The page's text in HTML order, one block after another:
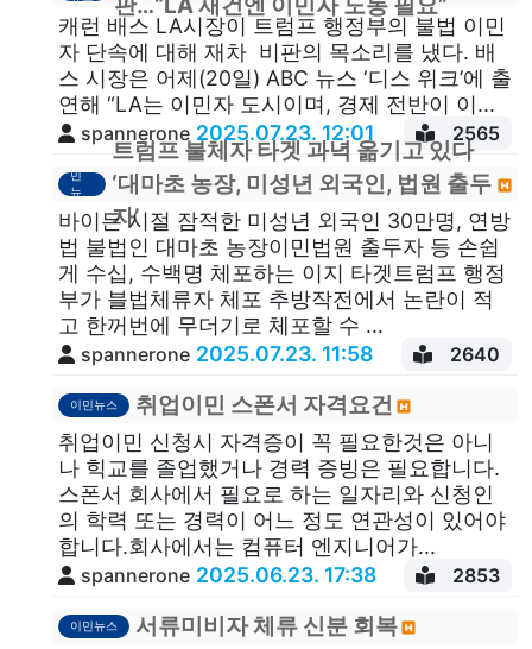
판…“LA 재건엔 이민자 노동 필요”
캐런 배스 LA시장이 트럼프 행정부의 불법 이민
자 단속에 대해 재차 비판의 목소리를 냈다. 배
스 시장은 어제(20일) ABC 뉴스 ‘디스 위크’에 출
연해 “LA는 이민자 도시이며, 경제 전반이 이...
spannerone 2025.07.23. 12:01 2565
민
뉴
스
트럼프 불체자 타겟 과녁 옮기고 있다
‘대마초 농장, 미성년 외국인, 법원 출두
자’
바이든 시절 잠적한 미성년 외국인 30만명, 연방
법 불법인 대마초 농장이민법원 출두자 등 손쉽
게 수십, 수백명 체포하는 이지 타겟트럼프 행정
부가 블법체류자 체포 추방작전에서 논란이 적
고 한꺼번에 무더기로 체포할 수 ...
spannerone 2025.07.23. 11:58 2640
이민뉴스 취업이민 스폰서 자격요건
취업이민 신청시 자격증이 꼭 필요한것은 아니
나 힉교를 졸업했거나 경력 증빙은 필요합니다.
스폰서 회사에서 필요로 하는 일자리와 신청인
의 학력 또는 경력이 어느 정도 연관성이 있어야
합니다.회사에서는 컴퓨터 엔지니어가...
spannerone 2025.06.23. 17:38 2853
이민뉴스 서류미비자 체류 신분 회복